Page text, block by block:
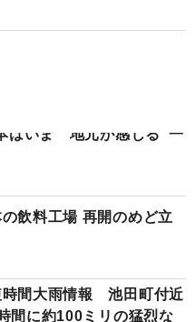
はいま 地元が感じる“一
飲料工場 再開のめど立
時間大雨情報 池田町付近
間に約100ミリの猛烈な